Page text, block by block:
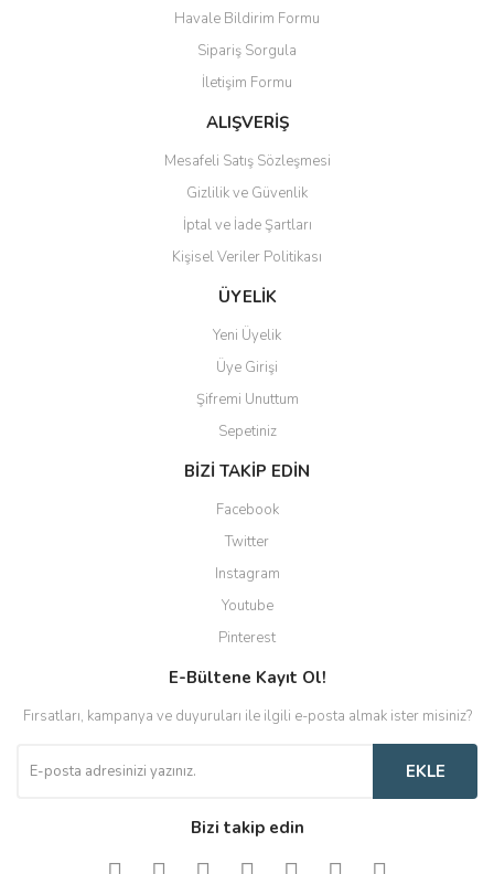
Ürün açıklamasında eksik bilgiler bulunuyor.
Ürün bilgilerinde hatalar bulunuyor.
Ürün fiyatı diğer sitelerden daha pahalı.
Bu ürüne benzer farklı alternatifler olmalı.
Gönder
Havale Bildirim Formu
Sipariş Sorgula
İletişim Formu
ALIŞVERİŞ
Mesafeli Satış Sözleşmesi
Gizlilik ve Güvenlik
İptal ve İade Şartları
Kişisel Veriler Politikası
ÜYELİK
Yeni Üyelik
Üye Girişi
Şifremi Unuttum
Sepetiniz
BİZİ TAKİP EDİN
Facebook
Twitter
Instagram
Youtube
Pinterest
E-Bültene Kayıt Ol!
Fırsatları, kampanya ve duyuruları ile ilgili e-posta almak ister misiniz?
EKLE
Bizi takip edin